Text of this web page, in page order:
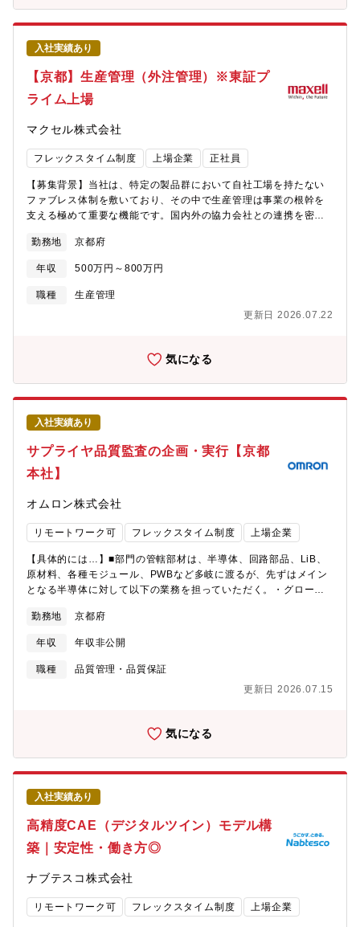
度【担当顧客】世界トップクラスの大手ゲームメーカー・車載メ
ーカー【組織構成】京都拠点：営業担当2名（1名欠員中）【働き
方】■残業：全社平均2～3h/月 程度■フレックスタイム制：あり
(コアタイム10：00～17：00)【親会社のGoertek Inc. (中国語表
記：歌?股?有限公司)について】同社は、2001年に中国・山東省
で設立され、GAFAをはじめとする世界的なIT・テック企業/大手
メーカーに製品を供給する巨大EMS (電子機器受託製造サービス)
万人)主要製品群は、電子部品 (音響・センサー・光学・3Dパッケ
ージングモジュールなど)や、VR/AR、ウェアラブル、ヒアラブ
ル、AI、ロボットなどの電子機器まで幅広く、グローバルリーデ
究開発・製造・販売を行っております。企画・設計・開発・量産
までを一貫して担うワンストップ体制を強みとしており、金型設
計、射出成形、表面処理、高精度自動化ラインの設計・製造まで
自社で対応することで、高品質・高効率なものづくりを実現し、
社の強み・事業基盤～■グローバル分散による安定した経営基盤同
点を中国およびベトナムに展開し、開発・生産機能を世界各地に
分散することで、特定地域の情勢に左右されにくい事業体制を構
立ち位置2011年の設立以来、日本の大手製造メーカーを中心に継
入社実績あり
【京都】生産管理（外注管理）※東証プ
ライム上場
マクセル株式会社
フレックスタイム制度 上場企業 正社員
【募集背景】当社は、特定の製品群において自社工場を持たない
ファブレス体制を敷いており、その中で生産管理は事業の根幹を
支える極めて重要な機能です。国内外の協力会社との連携を密
長に不可欠な業務となっています。この度、欠員補充に伴い、電
池関連事業のさらなる成長を支える生産管理体制の強化を図るべ
く、新たな仲間を募集いたします。【役割・ミッション】電池関
連事業の生産管理職として、ファブレス製品の外注管理を主にご
に複数ある協力工場との連携を通じて生産計画を立案・実行しま
携し、生産～出荷プロセス全体の「司令塔」として円滑なサプラ
イチェーンを構築する責任を担っていただきます。市場や状況の
変化、予期せぬトラブルに対し、柔軟かつ迅速に計画を修正し対
応していくスピード感と、自律的な働きかけが求められるダイナ
ミックな環境です。中国華南地区の協力工場への海外出張も伴
い、グローバルな視点での業務経験を積むことができます。変化
を恐れず、前向きに挑戦し、当社の未来を共に創り上げていただ
ける方からのご応募をお待ちしております。【具体的な職務内
容】●生産計画策定（客先所要に合わせ、生産～入荷・検査～出荷
理●インボイス作成・輸入消費税申告等の輸出入業務●原価管理
【配属】調達SCM部 エナジー調達第2課【求める人物像】変化
の激しい状況下でも柔軟に対応し、迅速に行動できる方を求めて
連携を通じて生産計画を推進し、予期せぬトラブルにも前向きか
つ自律的に解決策を見出せる方を歓迎します。社内外の関係者と
円滑なコミュニケーションを図り、司令塔として全体をリードす
る責任感と調整能力を重視します。【マクセル株式会社につい
テープで培ったアナログゴア技術「粉体の混合分散、塗料の均質
料」、「光学ステム」、「ライフソリューション」等、多角的な
事業を行っています。■TPMS（車の空気圧センサー）用の電池に
境】■通算2年間の介護・育児休暇があり、育児休暇における復職
勤務地 京都府
年収 500万円～800万円
職種
生産管理
更新日 2026.07.22
気になる
入社実績あり
サプライヤ品質監査の企画・実行【京都
本社】
オムロン株式会社
リモートワーク可 フレックスタイム制度 上場企業
【具体的には…】■部門の管轄部材は、半導体、回路部品、LiB、
原材料、各種モジュール、PWBなど多岐に渡るが、先ずはメイン
となる半導体に対して以下の業務を担っていただく。・グローバ
育成（人財要件の制改定、教育）・社内外関係者との折衝・交
渉・調整と、目標達成に向けたマネジメントを実施する・サプラ
イヤ監査プロセスの開発【募集背景】■オムロン製品に搭載する部
材は、競争力のある価値提供のためにグローバルに調達は広がっ
質問題をクリアしながら、オムロン製品に搭載するのか、部材の
材採用数が最も多い半導体のサプライヤ監査人財を募集します。
部材品質からオムロンの売上拡大を実現するという、大きな取り
組みを一緒に実現したいという仲間をお待ちしています。【ミッ
ション】■中国半導体メーカーへのサプライヤー監査(新規が8割程
度)業務をメインで行っていただきます(サプライヤーの開発段階ま
で踏み込んだ監査を行っていただきます)【配属部門】■グローバ
ル購買・品質・物流本部 L品質監査室 Lサプライヤ監査
部 L市販品監査課(半導体、回路部品、電池、原材料な
ど)：6名 ★配属予定 L加工品監査課(PWBなど)：3
購買・品質・物流本部は、オムロン内の事業に対する購買、品
質、物流の各機能の統制および付加価値創出が役割となる。■配属
部門のサプライヤ監査部は各事業で使用する部材メーカの品質監
勤務地 京都府
年収 年収非公開
職種
品質管理・品質保証
更新日 2026.07.15
気になる
入社実績あり
高精度CAE（デジタルツイン）モデル構
築｜安定性・働き方◎
ナブテスコ株式会社
リモートワーク可 フレックスタイム制度 上場企業